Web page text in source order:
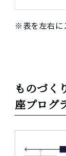
※表を左右に
ものづく
座プログ